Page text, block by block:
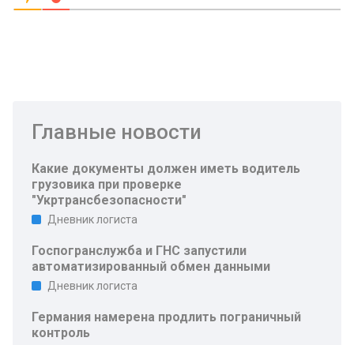
Главные новости
Какие документы должен иметь водитель
грузовика при проверке
"Укртрансбезопасности"
Дневник логиста
Госпогранслужба и ГНС запустили
автоматизированный обмен данными
Дневник логиста
Германия намерена продлить пограничный
контроль